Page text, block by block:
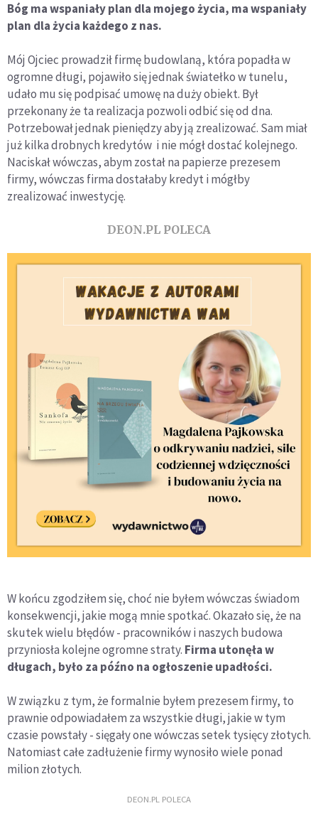
Bóg ma wspaniały plan dla mojego życia, ma wspaniały
plan dla życia każdego z nas.
Mój Ojciec prowadził firmę budowlaną, która popadła w
ogromne długi, pojawiło się jednak światełko w tunelu,
udało mu się podpisać umowę na duży obiekt. Był
przekonany że ta realizacja pozwoli odbić się od dna.
Potrzebował jednak pieniędzy aby ją zrealizować. Sam miał
już kilka drobnych kredytów i nie mógł dostać kolejnego.
Naciskał wówczas, abym został na papierze prezesem
firmy, wówczas firma dostałaby kredyt i mógłby
zrealizować inwestycję.
DEON.PL POLECA
W końcu zgodziłem się, choć nie byłem wówczas świadom
konsekwencji, jakie mogą mnie spotkać. Okazało się, że na
skutek wielu błędów - pracowników i naszych budowa
przyniosła kolejne ogromne straty. Firma utonęła w
długach, było za późno na ogłoszenie upadłości.
W związku z tym, że formalnie byłem prezesem firmy, to
prawnie odpowiadałem za wszystkie długi, jakie w tym
czasie powstały - sięgały one wówczas setek tysięcy złotych.
Natomiast całe zadłużenie firmy wynosiło wiele ponad
milion złotych.
DEON.PL POLECA